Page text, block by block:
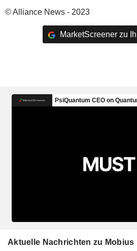
© Alliance News - 2023
MarketScreener zu
Aktuelle Nachrichten zu